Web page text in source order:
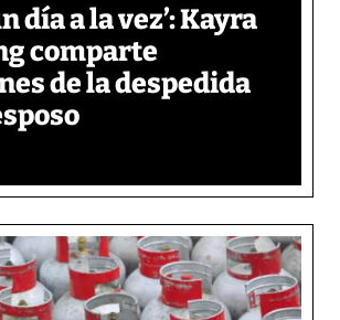
día a la vez’: Kayra
comparte
de la despedida